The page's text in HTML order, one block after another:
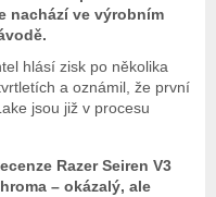
nachází ve výrobním
hlásí zisk po několika
a oznámil, že první
jsou již v procesu
Razer Seiren V3
– okázalý, ale